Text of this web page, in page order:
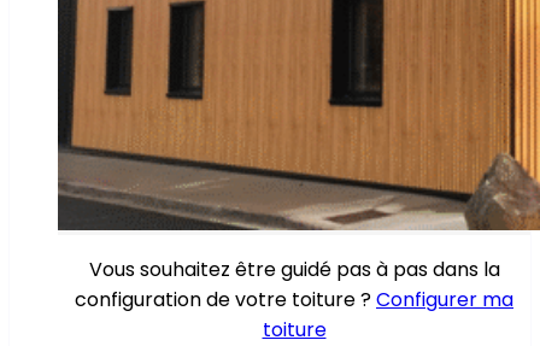
Vous souhaitez être guidé pas à pas dans la
configuration de votre toiture ?Configurer ma
toiture